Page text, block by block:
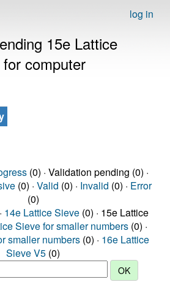
log in
15e Lattice
computer
(0) · Validation pending (0) ·
(0) · Valid (0) · Invalid (0) · Error
(0)
14e Lattice Sieve (0) · 15e Lattice
Sieve for smaller numbers (0) ·
smaller numbers (0) · 16e Lattice
Sieve V5 (0)